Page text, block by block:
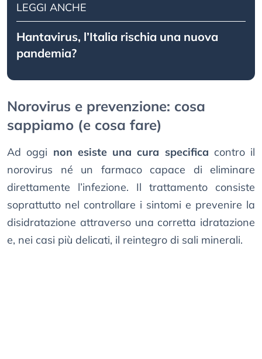
LEGGI ANCHE
Hantavirus, l’Italia rischia una nuova
pandemia?
Norovirus e prevenzione: cosa
sappiamo (e cosa fare)
Ad oggi non esiste una cura specifica contro il
norovirus né un farmaco capace di eliminare
direttamente l’infezione. Il trattamento consiste
soprattutto nel controllare i sintomi e prevenire la
disidratazione attraverso una corretta idratazione
e, nei casi più delicati, il reintegro di sali minerali.